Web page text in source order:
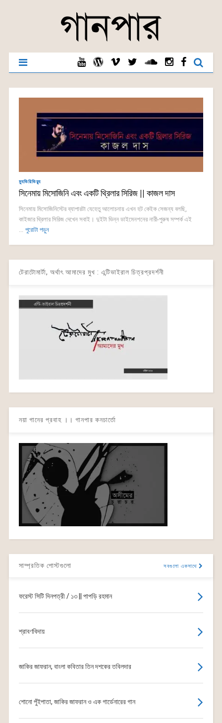
ম্যুভিরিভিয়্যু
সিনেমায় মিসোজিনি এবং একটি থ্রিলার সিরিজ || কাজল দাস
সিনেমায় মিসোজিনিস্টের ব্যাপারটা যেহেতু আলোচনায় এখন হট কেইক সেজন্য বলছি,
কাইজার থ্রিলার সিরিজ দেখেন সবাই। দুইটা ভিন্ন ডাইমেনশনের নারী-পুরুষ সম্পর্ক এই
... পুরোটা পড়ুন
টেরাটোমার্টা, অর্থাৎ আমাদের মুখ : এন্টিভাইরাল চিত্রপ্রদর্শনী
নয়া গানের প্রবাহ ।। গানপার কনচার্তো
সাম্প্রতিক পোস্টগুলো সবগুলো একসাথে
ফরেস্ট সিটি দিনপত্রী / ১৩ || পাপড়ি রহমান
শ্রাবণবিদায়
জাকির জাফরান, বাংলা কবিতার তিন দশকের তবিলদার
শোনো পুঁইপাতা, জাকির জাফরান ও এক গার্ডেনারের গান